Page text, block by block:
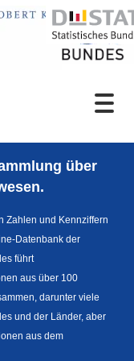
über
Zahlen und Kennziffern
Datenbank der
führt
aus über 100
darunter viele
und der Länder, aber
aus dem